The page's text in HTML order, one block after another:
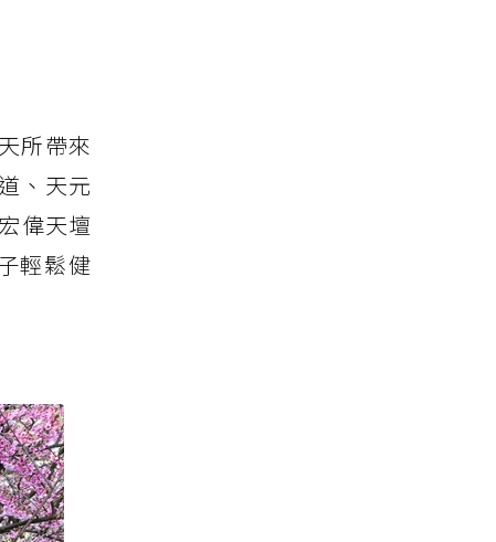
所帶來
、天元
偉天壇
輕鬆健